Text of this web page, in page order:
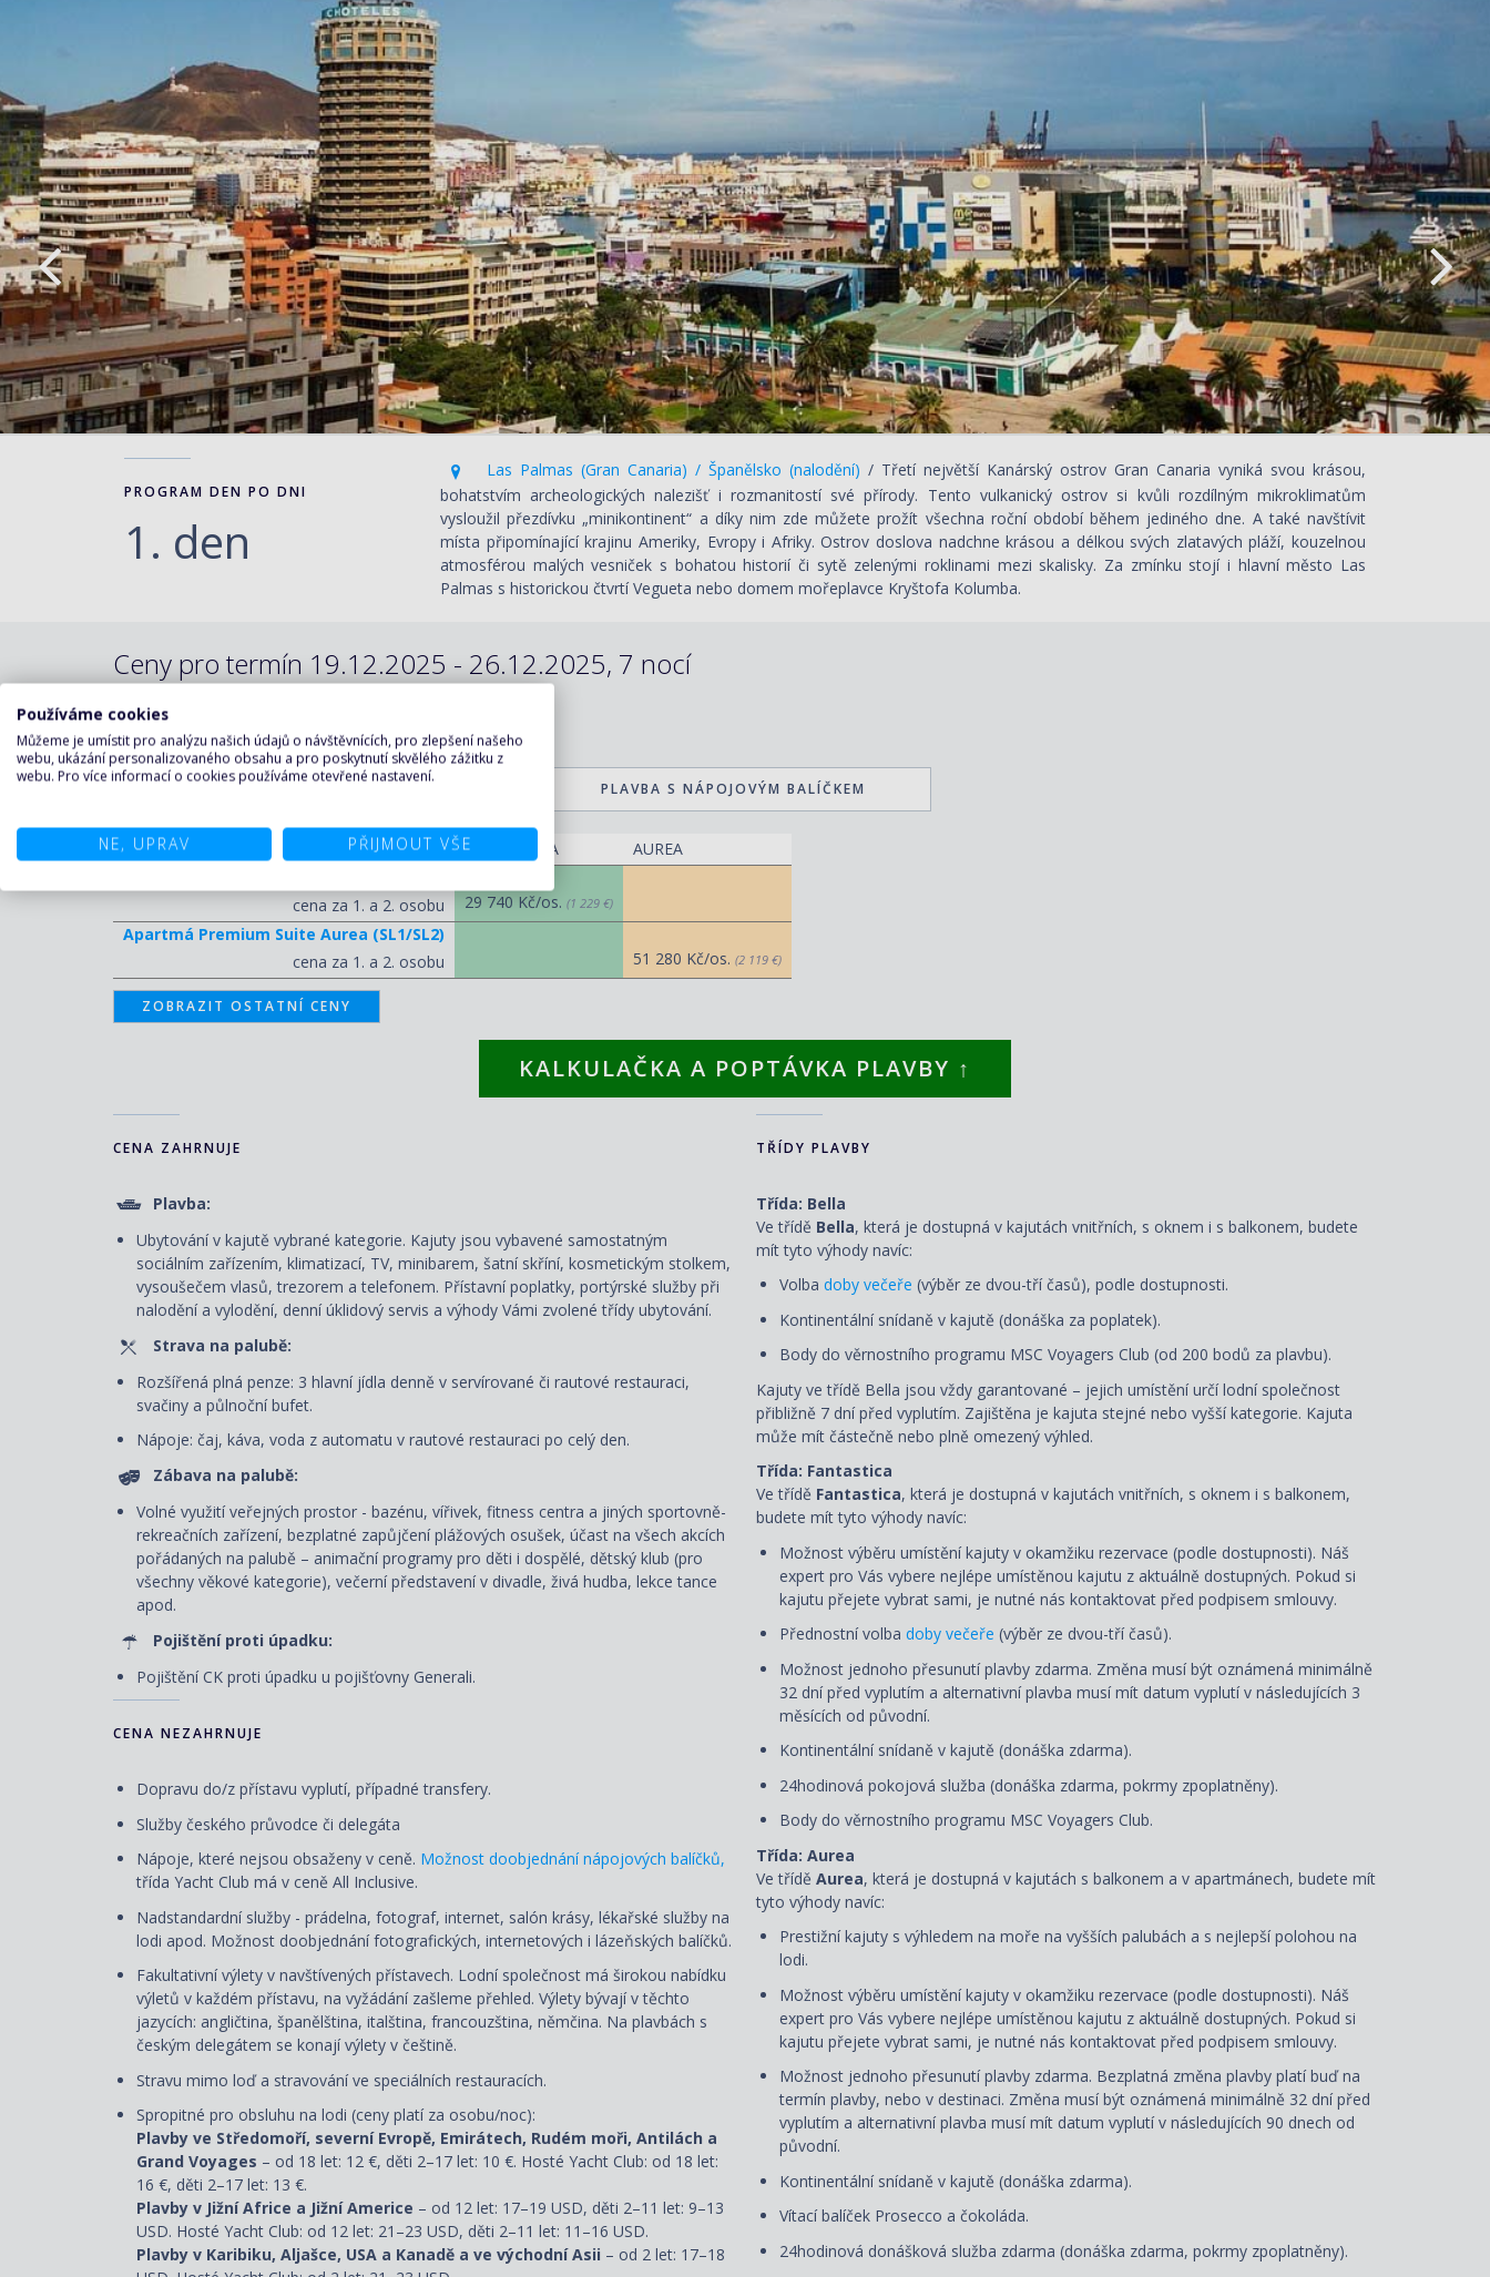
PROGRAM DEN PO DNI
1. den
Las Palmas (Gran Canaria) / Španělsko (nalodění) / Třetí největší Kanárský ostrov Gran Canaria vyniká svou krásou,
bohatstvím archeologických nalezišť i rozmanitostí své přírody. Tento vulkanický ostrov si kvůli rozdílným mikroklimatům
vysloužil přezdívku „minikontinent“ a díky nim zde můžete prožít všechna roční období během jediného dne. A také navštívit
místa připomínající krajinu Ameriky, Evropy i Afriky. Ostrov doslova nadchne krásou a délkou svých zlatavých pláží, kouzelnou
atmosférou malých vesniček s bohatou historií či sytě zelenými roklinami mezi skalisky. Za zmínku stojí i hlavní město Las
Palmas s historickou čtvrtí Vegueta nebo domem mořeplavce Kryštofa Kolumba.
Ceny pro termín 19.12.2025 - 26.12.2025, 7 nocí
Varianty plavby:
PLAVBA S PLNOU PENZÍ PLAVBA S NÁPOJOVÝM BALÍČKEM
FANTASTICA
AUREA
cena za 1. a 2. osobu
29 740 Kč/os. (1 229 €)
Apartmá Premium Suite Aurea (SL1/SL2)
cena za 1. a 2. osobu
51 280 Kč/os. (2 119 €)
ZOBRAZIT OSTATNÍ CENY
KALKULAČKA A POPTÁVKA PLAVBY ↑
CENA ZAHRNUJE
Plavba:
Ubytování v kajutě vybrané kategorie. Kajuty jsou vybavené samostatným
sociálním zařízením, klimatizací, TV, minibarem, šatní skříní, kosmetickým stolkem,
vysoušečem vlasů, trezorem a telefonem. Přístavní poplatky, portýrské služby při
nalodění a vylodění, denní úklidový servis a výhody Vámi zvolené třídy ubytování.
Strava na palubě:
Rozšířená plná penze: 3 hlavní jídla denně v servírované či rautové restauraci,
svačiny a půlnoční bufet.
Nápoje: čaj, káva, voda z automatu v rautové restauraci po celý den.
Zábava na palubě:
Volné využití veřejných prostor - bazénu, vířivek, fitness centra a jiných sportovně-
rekreačních zařízení, bezplatné zapůjčení plážových osušek, účast na všech akcích
pořádaných na palubě – animační programy pro děti i dospělé, dětský klub (pro
všechny věkové kategorie), večerní představení v divadle, živá hudba, lekce tance
apod.
Pojištění proti úpadku:
Pojištění CK proti úpadku u pojišťovny Generali.
CENA NEZAHRNUJE
Dopravu do/z přístavu vyplutí, případné transfery.
Služby českého průvodce či delegáta
Nápoje, které nejsou obsaženy v ceně. Možnost doobjednání nápojových balíčků,
třída Yacht Club má v ceně All Inclusive.
Nadstandardní služby - prádelna, fotograf, internet, salón krásy, lékařské služby na
lodi apod. Možnost doobjednání fotografických, internetových i lázeňských balíčků.
Fakultativní výlety v navštívených přístavech. Lodní společnost má širokou nabídku
výletů v každém přístavu, na vyžádání zašleme přehled. Výlety bývají v těchto
jazycích: angličtina, španělština, italština, francouzština, němčina. Na plavbách s
českým delegátem se konají výlety v češtině.
Stravu mimo loď a stravování ve speciálních restauracích.
Spropitné pro obsluhu na lodi (ceny platí za osobu/noc):
Plavby ve Středomoří, severní Evropě, Emirátech, Rudém moři, Antilách a
Grand Voyages – od 18 let: 12 €, děti 2–17 let: 10 €. Hosté Yacht Club: od 18 let:
16 €, děti 2–17 let: 13 €.
Plavby v Jižní Africe a Jižní Americe – od 12 let: 17–19 USD, děti 2–11 let: 9–13
USD. Hosté Yacht Club: od 12 let: 21–23 USD, děti 2–11 let: 11–16 USD.
Plavby v Karibiku, Aljašce, USA a Kanadě a ve východní Asii – od 2 let: 17–18
TŘÍDY PLAVBY
Třída: Bella
Ve třídě Bella, která je dostupná v kajutách vnitřních, s oknem i s balkonem, budete
mít tyto výhody navíc:
Volba doby večeře (výběr ze dvou-tří časů), podle dostupnosti.
Kontinentální snídaně v kajutě (donáška za poplatek).
Body do věrnostního programu MSC Voyagers Club (od 200 bodů za plavbu).
Kajuty ve třídě Bella jsou vždy garantované – jejich umístění určí lodní společnost
přibližně 7 dní před vyplutím. Zajištěna je kajuta stejné nebo vyšší kategorie. Kajuta
může mít částečně nebo plně omezený výhled.
Třída: Fantastica
Ve třídě Fantastica, která je dostupná v kajutách vnitřních, s oknem i s balkonem,
budete mít tyto výhody navíc:
Možnost výběru umístění kajuty v okamžiku rezervace (podle dostupnosti). Náš
expert pro Vás vybere nejlépe umístěnou kajutu z aktuálně dostupných. Pokud si
kajutu přejete vybrat sami, je nutné nás kontaktovat před podpisem smlouvy.
Přednostní volba doby večeře (výběr ze dvou-tří časů).
Možnost jednoho přesunutí plavby zdarma. Změna musí být oznámená minimálně
32 dní před vyplutím a alternativní plavba musí mít datum vyplutí v následujících 3
měsících od původní.
Kontinentální snídaně v kajutě (donáška zdarma).
24hodinová pokojová služba (donáška zdarma, pokrmy zpoplatněny).
Body do věrnostního programu MSC Voyagers Club.
Třída: Aurea
Ve třídě Aurea, která je dostupná v kajutách s balkonem a v apartmánech, budete mít
tyto výhody navíc:
Prestižní kajuty s výhledem na moře na vyšších palubách a s nejlepší polohou na
lodi.
Možnost výběru umístění kajuty v okamžiku rezervace (podle dostupnosti). Náš
expert pro Vás vybere nejlépe umístěnou kajutu z aktuálně dostupných. Pokud si
kajutu přejete vybrat sami, je nutné nás kontaktovat před podpisem smlouvy.
Možnost jednoho přesunutí plavby zdarma. Bezplatná změna plavby platí buď na
termín plavby, nebo v destinaci. Změna musí být oznámená minimálně 32 dní před
vyplutím a alternativní plavba musí mít datum vyplutí v následujících 90 dnech od
původní.
Kontinentální snídaně v kajutě (donáška zdarma).
Vítací balíček Prosecco a čokoláda.
24hodinová donášková služba zdarma (donáška zdarma, pokrmy zpoplatněny).
Používáme cookies
Můžeme je umístit pro analýzu našich údajů o návštěvnících, pro zlepšení našeho
webu, ukázání personalizovaného obsahu a pro poskytnutí skvělého zážitku z
webu. Pro více informací o cookies používáme otevřené nastavení.
NE, UPRAV PŘIJMOUT VŠE